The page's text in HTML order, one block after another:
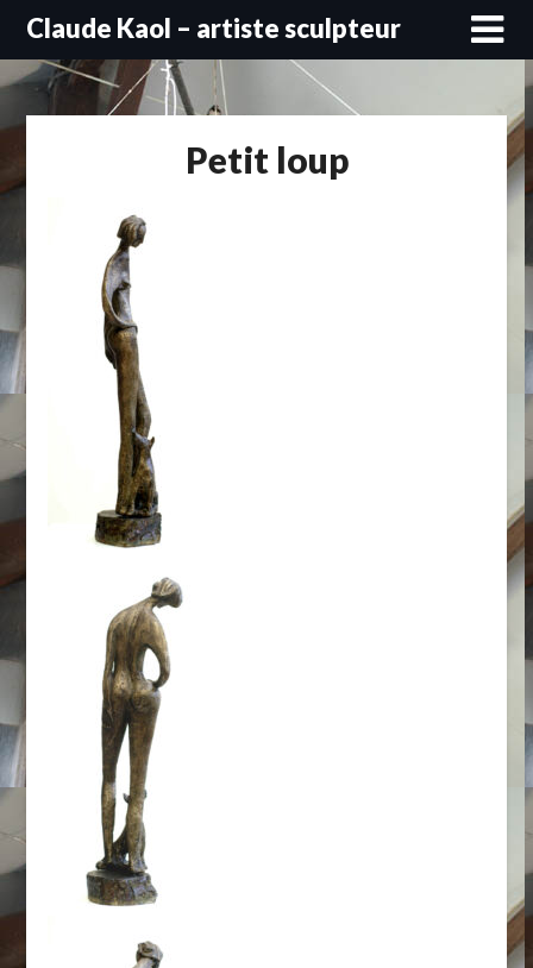
Skip
content
Claude Kaol – artiste sculpteur
Petit loup